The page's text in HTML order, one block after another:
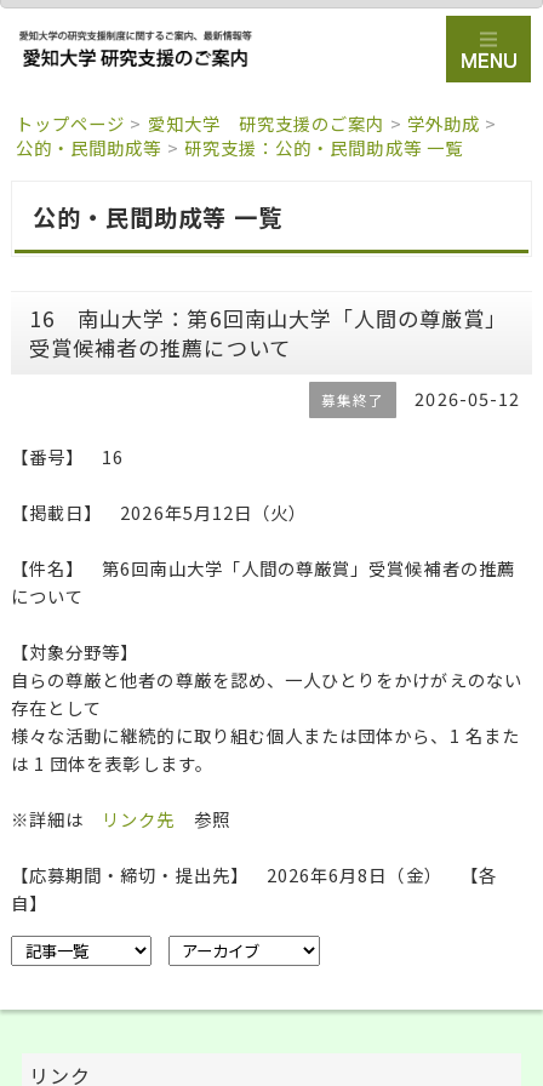
トップページ > 愛知大学 研究支援のご案内 > 学外助成 >
公的・民間助成等 > 研究支援：公的・民間助成等 一覧
公的・民間助成等 一覧
16 南山大学：第6回南山大学「人間の尊厳賞」
受賞候補者の推薦について
募集終了 2026-05-12
【番号】 16
【掲載日】 2026年5月12日（火）
【件名】 第6回南山大学「人間の尊厳賞」受賞候補者の推薦
について
【対象分野等】
自らの尊厳と他者の尊厳を認め、一人ひとりをかけがえのない
存在として
様々な活動に継続的に取り組む個人または団体から、1 名また
は 1 団体を表彰します。
※詳細は リンク先 参照
【応募期間・締切・提出先】 2026年6月8日（金） 【各
自】
リンク